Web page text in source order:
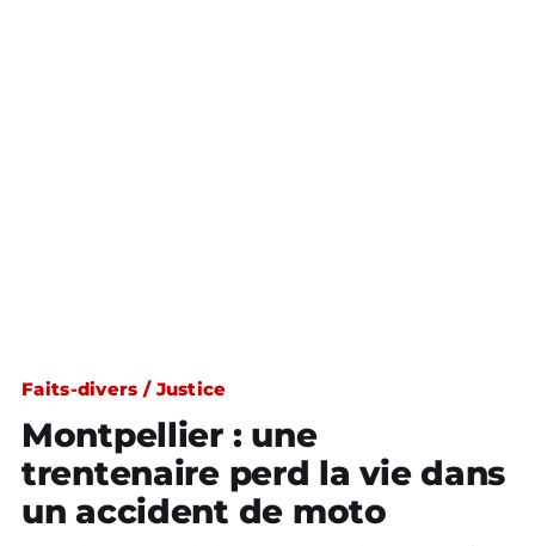
Faits-divers / Justice
Montpellier : une
trentenaire perd la vie dans
un accident de moto